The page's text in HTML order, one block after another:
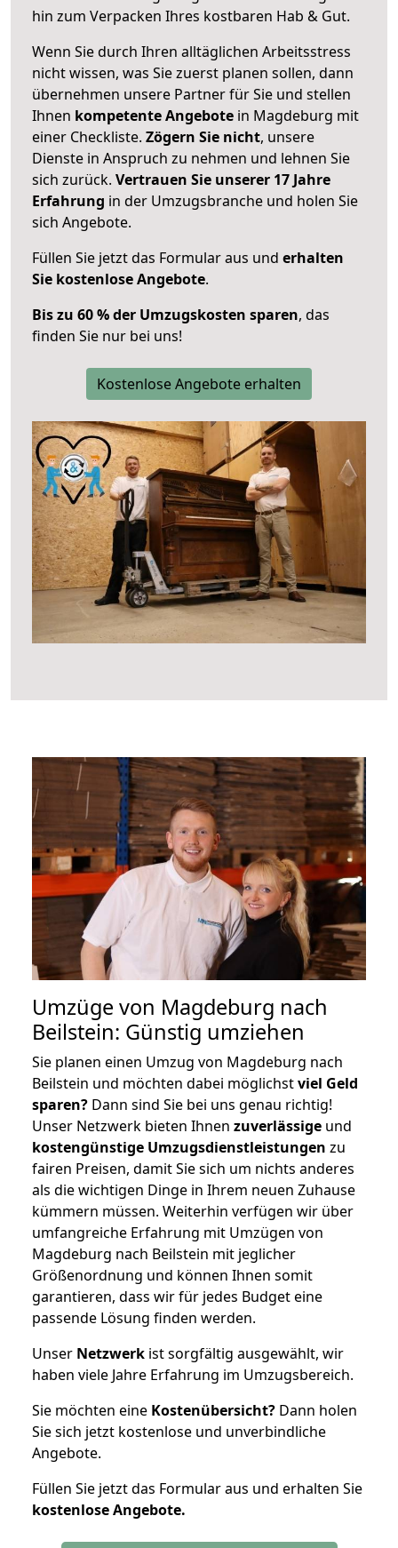
hin zum Verpacken Ihres kostbaren Hab & Gut.
Wenn Sie durch Ihren alltäglichen Arbeitsstress
nicht wissen, was Sie zuerst planen sollen, dann
übernehmen unsere Partner für Sie und stellen
Ihnen kompetente Angebote in Magdeburg mit
einer Checkliste. Zögern Sie nicht, unsere
Dienste in Anspruch zu nehmen und lehnen Sie
sich zurück. Vertrauen Sie unserer 17 Jahre
Erfahrung in der Umzugsbranche und holen Sie
sich Angebote.
Füllen Sie jetzt das Formular aus und erhalten
Sie kostenlose Angebote.
Bis zu 60 % der Umzugskosten sparen, das
finden Sie nur bei uns!
Kostenlose Angebote erhalten
Umzüge von Magdeburg nach
Beilstein: Günstig umziehen
Sie planen einen Umzug von Magdeburg nach
Beilstein und möchten dabei möglichstviel Geld
sparen? Dann sind Sie bei uns genau richtig!
Unser Netzwerk bieten Ihnen zuverlässige und
kostengünstige Umzugsdienstleistungen zu
fairen Preisen, damit Sie sich um nichts anderes
als die wichtigen Dinge in Ihrem neuen Zuhause
kümmern müssen. Weiterhin verfügen wir über
umfangreiche Erfahrung mit Umzügen von
Magdeburg nach Beilstein mit jeglicher
Größenordnung und können Ihnen somit
garantieren, dass wir für jedes Budget eine
passende Lösung finden werden.
Unser Netzwerk ist sorgfältig ausgewählt, wir
haben viele Jahre Erfahrung im Umzugsbereich.
Sie möchten eine Kostenübersicht? Dann holen
Sie sich jetzt kostenlose und unverbindliche
Angebote.
Füllen Sie jetzt das Formular aus und erhalten Sie
kostenloseAngebote.